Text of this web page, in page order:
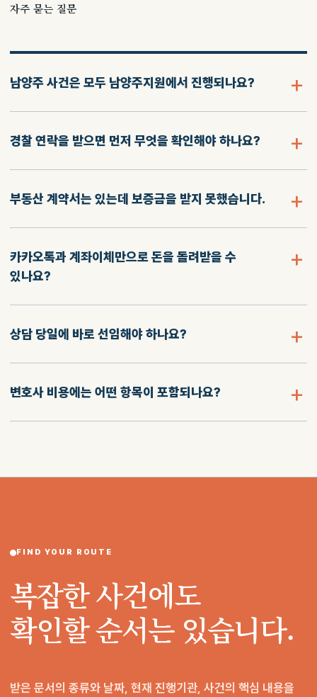
자주 묻는 질문
남양주 사건은 모두 남양주지원에서 진행되나요?
경찰 연락을 받으면 먼저 무엇을 확인해야 하나요?
부동산 계약서는 있는데 보증금을 받지 못했습니다.
카카오톡과 계좌이체만으로 돈을 돌려받을 수
있나요?
상담 당일에 바로 선임해야 하나요?
변호사 비용에는 어떤 항목이 포함되나요?
FIND YOUR ROUTE
복잡한 사건에도
확인할 순서는 있습니다.
받은 문서의 종류와 날짜, 현재 진행기관, 사건의 핵심 내용을